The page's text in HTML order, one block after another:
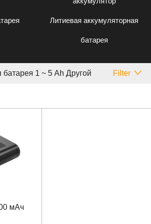
Литиевая аккумуляторная
батарея
батарея 1 ~ 5 Аh Другой Filter
мАч